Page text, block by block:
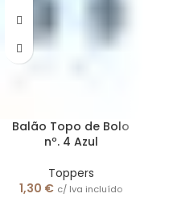
Balão Topo de Bolo
nº. 4 Azul
Toppers
1,30 € c/ Iva incluído